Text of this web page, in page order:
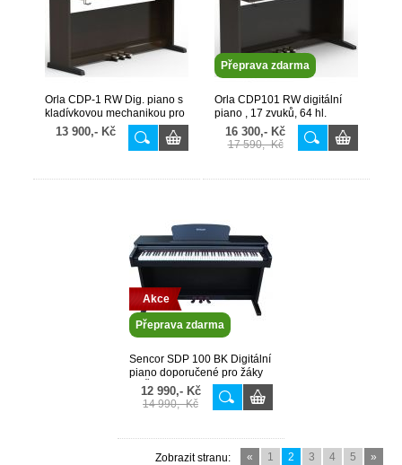
Orla CDP-1 RW Dig. piano s
kladívkovou mechanikou pro
začátečníky
13 900,- Kč
Přeprava zdarma
Orla CDP101 RW digitální
piano , 17 zvuků, 64 hl.
tmavo hnědé
16 300,- Kč
17 590,- Kč
Akce
Přeprava zdarma
Sencor SDP 100 BK Digitální
piano doporučené pro žáky
ZUŠ - černé
12 990,- Kč
14 990,- Kč
Zobrazit stranu: « 1 2 3 4 5 »